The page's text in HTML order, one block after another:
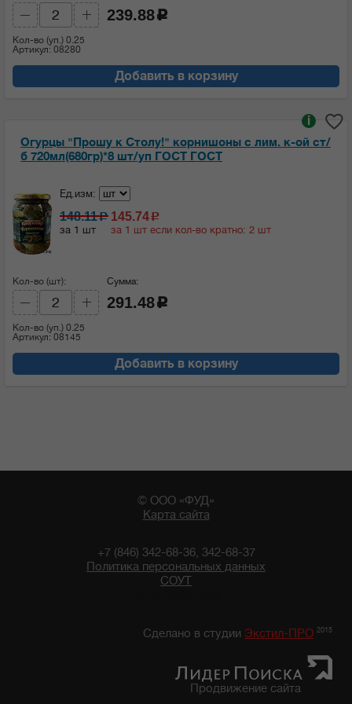
Кол-во (уп.) 0.25
Артикул: 08280
239.88 c
Добавить в корзину
Огурцы "Прошу к Столу!" корнишоны с лим. к-ой ст/
б 720мл(680гр)*8 шт/уп ГОСТ ГОСТ
i
Ед.изм:
148.11c
за 1 шт
145.74c
за 1 шт если кол-во кратно: 2 шт
Кол-во (шт):
Кол-во (уп.) 0.25
Артикул: 08145
Сумма:
291.48 c
Добавить в корзину
© ООО «ФУД»
Карта сайта
+7 (846) 342-68-36, 342-68-37
Политика персональных данных
СОУТ
Сделано в студии Экстил-ПРО 2015
Продвижение сайта